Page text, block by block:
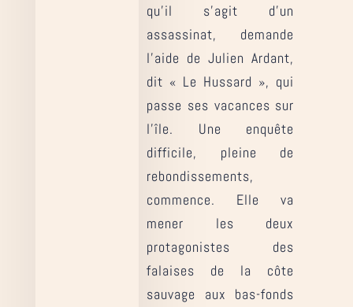
qu’il s’agit d’un
assassinat, demande
l’aide de Julien Ardant,
dit « Le Hussard », qui
passe ses vacances sur
l’île. Une enquête
difficile, pleine de
rebondissements,
commence. Elle va
mener les deux
protagonistes des
falaises de la côte
sauvage aux bas-fonds